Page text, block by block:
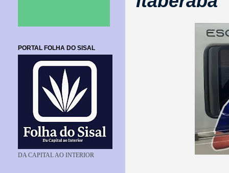
PORTAL FOLHA DO SISAL
DA CAPITAL AO INTERIOR